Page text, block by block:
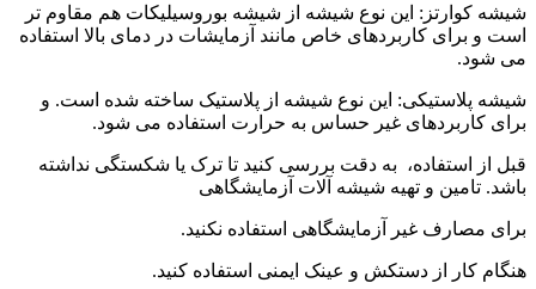
شیشه کوارتز: این نوع شیشه از شیشه بوروسیلیکات هم مقاوم تر
است و برای کاربردهای خاص مانند آزمایشات در دمای بالا استفاده
می شود.
شیشه پلاستیکی: این نوع شیشه از پلاستیک ساخته شده است. و
برای کاربردهای غیر حساس به حرارت استفاده می شود.
قبل از استفاده، به دقت بررسی کنید تا ترک یا شکستگی نداشته
باشد. تامین و تهیه شیشه آلات آزمایشگاهی
برای مصارف غیر آزمایشگاهی استفاده نکنید.
هنگام کار از دستکش و عینک ایمنی استفاده کنید.